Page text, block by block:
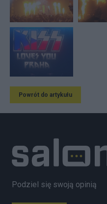
Powrót do artykułu
Podziel się swoją opinią